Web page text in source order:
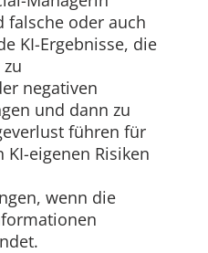
falsche oder auch
KI-Ergebnisse, die
negativen
und dann zu
führen für
eigenen Risiken
wenn die